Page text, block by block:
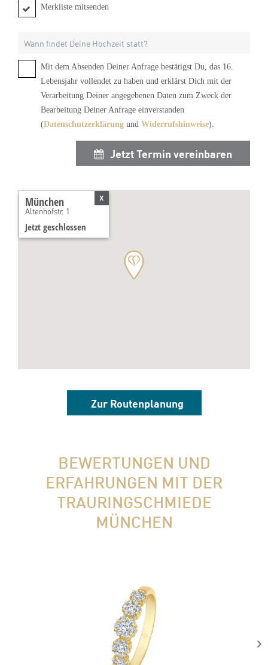
Merkliste mitsenden
Mit dem Absenden Deiner Anfrage bestätigst Du, das 16.
Lebensjahr vollendet zu haben und erklärst Dich mit der
Verarbeitung Deiner angegebenen Daten zum Zweck der
Bearbeitung Deiner Anfrage einverstanden
(Datenschutzerklärung und Widerrufshinweise).
Jetzt Termin vereinbaren
x
München
Altenhofstr. 1
Jetzt geschlossen
Zur Routenplanung
BEWERTUNGEN UND
ERFAHRUNGEN MIT DER
TRAURINGSCHMIEDE
MÜNCHEN